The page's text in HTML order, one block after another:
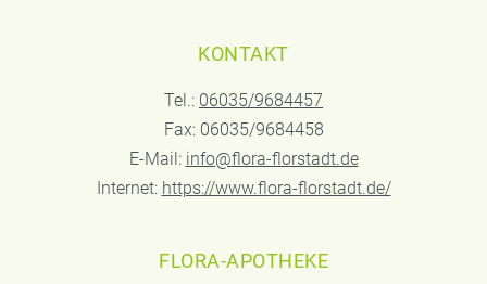
KONTAKT
Tel.: 06035/9684457
Fax: 06035/9684458
E-Mail: info@flora-florstadt.de
Internet: https://www.flora-florstadt.de/
FLORA-APOTHEKE